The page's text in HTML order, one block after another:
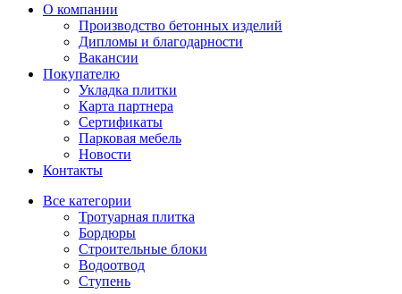
О компании
Производство бетонных изделий
Дипломы и благодарности
Вакансии
Покупателю
Укладка плитки
Карта партнера
Сертификаты
Парковая мебель
Новости
Контакты
Все категории
Тротуарная плитка
Бордюры
Строительные блоки
Водоотвод
Ступень